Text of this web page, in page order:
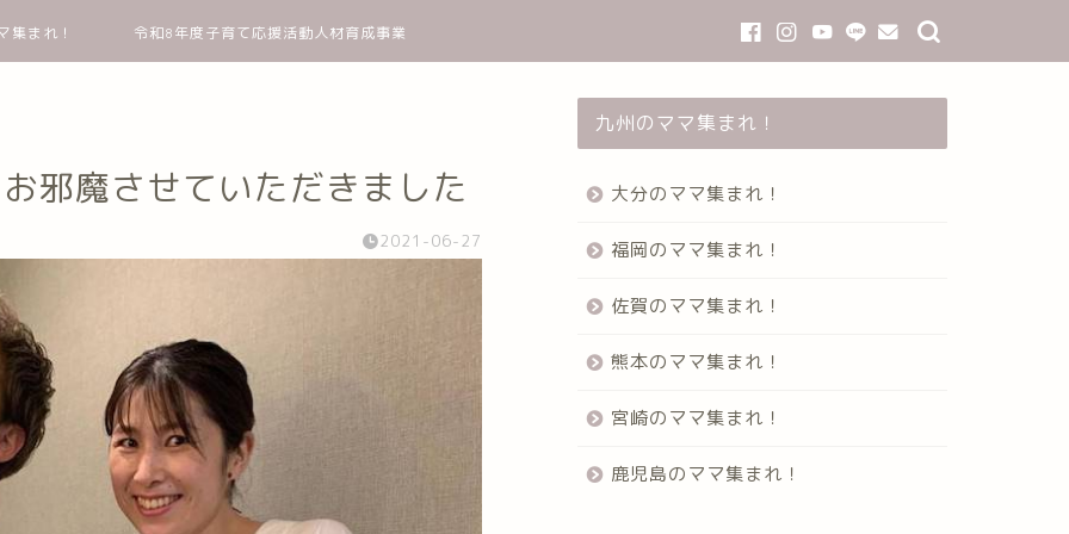
集まれ！ 令和8年度子育て応援活動人材育成事業
邪魔させていただきました
2021-06-27
九州のママ集まれ！
大分のママ集まれ！
福岡のママ集まれ！
佐賀のママ集まれ！
熊本のママ集まれ！
宮崎のママ集まれ！
鹿児島のママ集まれ！